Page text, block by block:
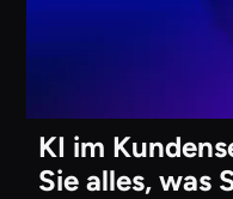
KI im
Sie alles, was